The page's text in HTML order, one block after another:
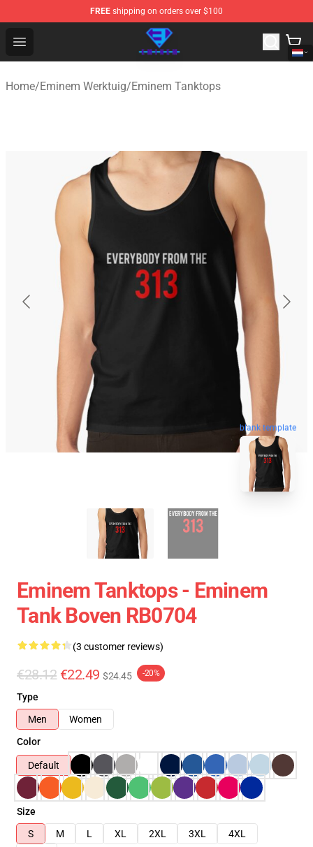
FREE shipping on orders over $100
Open menu
Eminem Store - Official Eminem Merchandise Shop
Home/Eminem Werktuig/Eminem Tanktops
blank template
Eminem Tanktops - Eminem
Tank Boven RB0704
(3 customer reviews)
€28.12 €22.49 $24.45 -20%
Type
Men
Women
Color
Default
Size
S
M L XL 2XL 3XL
4XL